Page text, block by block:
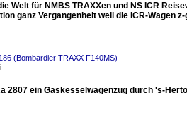
Welt für NMBS TRAXXen und NS ICR
ganz Vergangenheit weil die ICR-Wagen
(Bombardier TRAXX F140MS)
2807 ein Gaskesselwagenzug durch 's-